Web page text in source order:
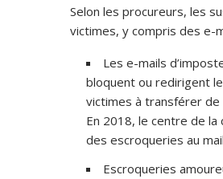
Selon les procureurs, les
victimes, y compris des e-
Les e-mails
bloquent ou redirigent
victimes à transférer de
En 2018, le centre de
des escroqueries au
Escroqueries